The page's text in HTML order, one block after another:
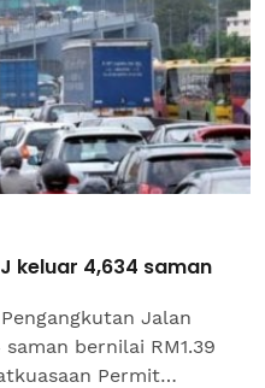
keluar 4,634 saman
Jalan
bernilai RM1.39
Permit